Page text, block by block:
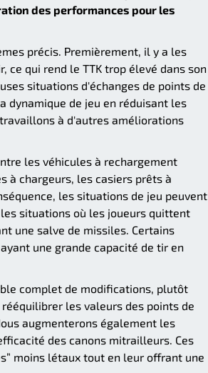
des performances pour les
précis. Premièrement, il y a les
qui rend le TTK trop élevé dans son
situations d'échanges de points de
dynamique de jeu en réduisant les
à d'autres améliorations
les véhicules à rechargement
à chargeurs, les casiers prêts à
les situations de jeu peuvent
situations où les joueurs quittent
une salve de missiles. Certains
une grande capacité de tir en
complet de modifications, plutôt
les valeurs des points de
augmenterons également les
des canons mitrailleurs. Ces
moins létaux tout en leur offrant une